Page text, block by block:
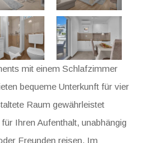
mit einem Schlafzimmer
bequeme Unterkunft für vier
Raum gewährleistet
Ihren Aufenthalt, unabhängig
Freunden reisen. Im